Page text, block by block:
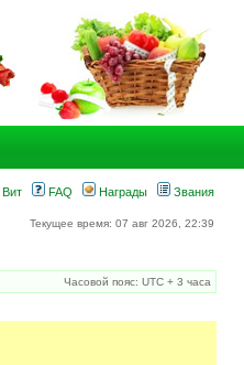
Вит FAQ Награды Звания
Текущее время: 07 авг 2026, 22:39
Часовой пояс: UTC + 3 часа